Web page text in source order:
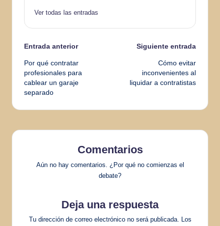
Ver todas las entradas
Navegación
de
entradas
Entrada anterior
Por qué contratar
profesionales para
cablear un garaje
separado
Siguiente entrada
Cómo evitar
inconvenientes al
liquidar a contratistas
Comentarios
Aún no hay comentarios. ¿Por qué no comienzas el
debate?
Deja una respuesta
Tu dirección de correo electrónico no será publicada. Los